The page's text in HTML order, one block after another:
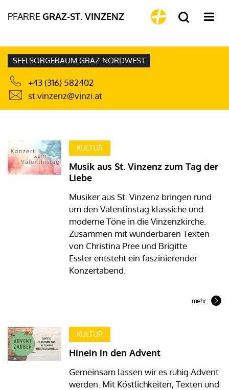
PFARRE GRAZ-ST. VINZENZ
SEELSORGERAUM GRAZ-NORDWEST
+43 (316) 582402
st.vinzenz@vinzi.at
KULTUR
Musik aus St. Vinzenz zum Tag der
Liebe
Musiker aus St. Vinzenz bringen rund
um den Valentinstag klassiche und
moderne Töne in die Vinzenzkirche.
Zusammen mit wunderbaren Texten
von Christina Pree und Brigitte
Essler entsteht ein faszinierender
Konzertabend.
mehr
KULTUR
Hinein in den Advent
Gemeinsam lassen wir es ruhig Advent
werden. Mit Köstlichkeiten, Texten und